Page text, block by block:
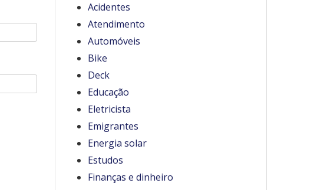
Acidentes
Atendimento
Automóveis
Bike
Deck
Educação
Eletricista
Emigrantes
Energia solar
Estudos
Finanças e dinheiro